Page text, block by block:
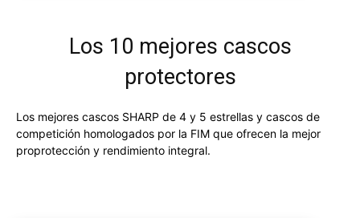
Los 10 mejores cascos
protectores
Los mejores cascos SHARP de 4 y 5 estrellas y cascos de
competición homologados por la FIM que ofrecen la mejor
proprotección y rendimiento integral.